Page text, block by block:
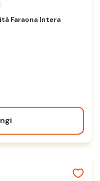
Faraona Intera